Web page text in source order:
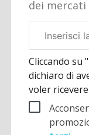
dei
aziendale
Cliccando su
dichiaro di
voler